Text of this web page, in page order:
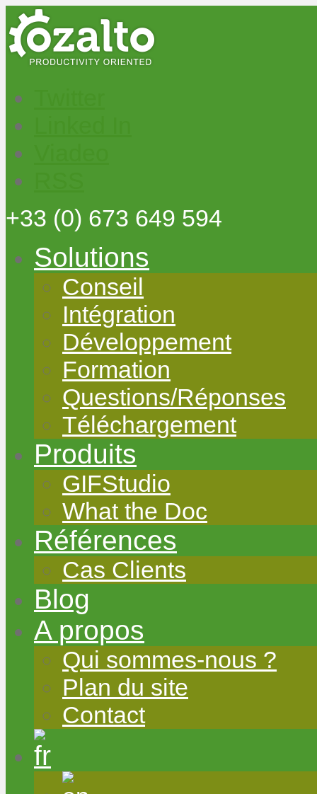
+33 (0) 673 649 594
Solutions
Conseil
Intégration
Développement
Formation
Questions/Réponses
Téléchargement
Produits
GIFStudio
What the Doc
Références
Cas Clients
Blog
A propos
Qui sommes-nous ?
Plan du site
Contact